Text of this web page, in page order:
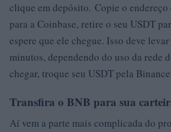
clique em depósito. Copie o endereço
para a Coinbase, retire o seu USDT
espere que ele chegue. Isso deve
minutos, dependendo do uso da rede
chegar, troque seu USDT pela
Transfira o BNB para sua
Aí vem a parte mais complicada do